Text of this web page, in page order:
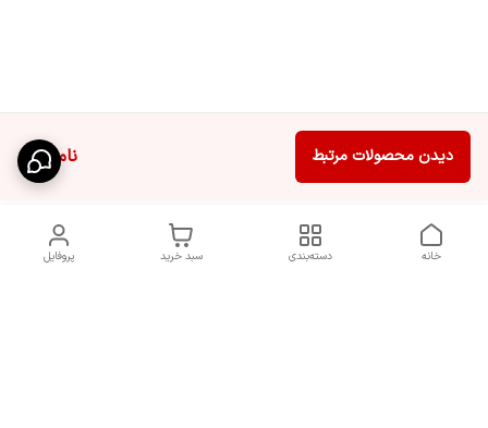
ناموجود دیدن محصولات مرتبط
پروفایل سبد خرید دسته‌بندی خانه